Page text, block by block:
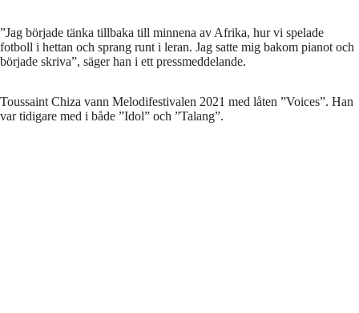
”Jag började tänka tillbaka till minnena av Afrika, hur vi spelade
fotboll i hettan och sprang runt i leran. Jag satte mig bakom pianot och
började skriva”, säger han i ett pressmeddelande.
Toussaint Chiza vann Melodifestivalen 2021 med låten ”Voices”. Han
var tidigare med i både ”Idol” och ”Talang”.